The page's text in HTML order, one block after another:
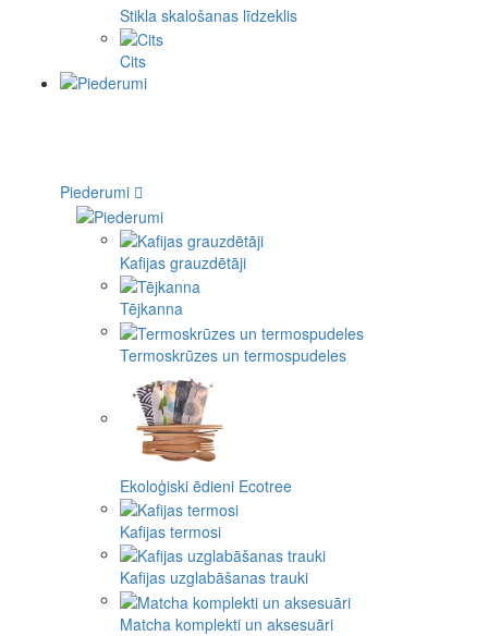
Stikla skalošanas līdzeklis
Cits
Piederumi
Kafijas grauzdētāji
Tējkanna
Termoskrūzes un termospudeles
Ekoloģiski ēdieni Ecotree
Kafijas termosi
Kafijas uzglabāšanas trauki
Matcha komplekti un aksesuāri